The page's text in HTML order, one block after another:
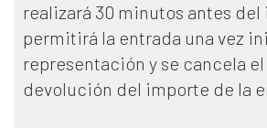
realizará 30 minutos antes del
permitirá la entrada una vez
representación y se cancela
devolución del importe de la